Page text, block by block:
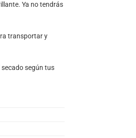
Ya no tendrás
transportar y
según tus